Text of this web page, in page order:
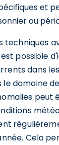
et
ou
techniques
possible
dans
le domaine
peut
Cela